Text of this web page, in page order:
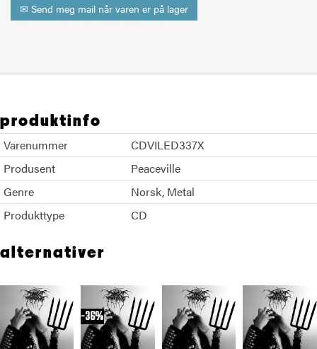
✉ Send meg mail når varen er på lager
produktinfo
Varenummer
CDVILED337X
Produsent
Peaceville
Genre
Norsk Metal
Produkttype
CD
alternativer
36%